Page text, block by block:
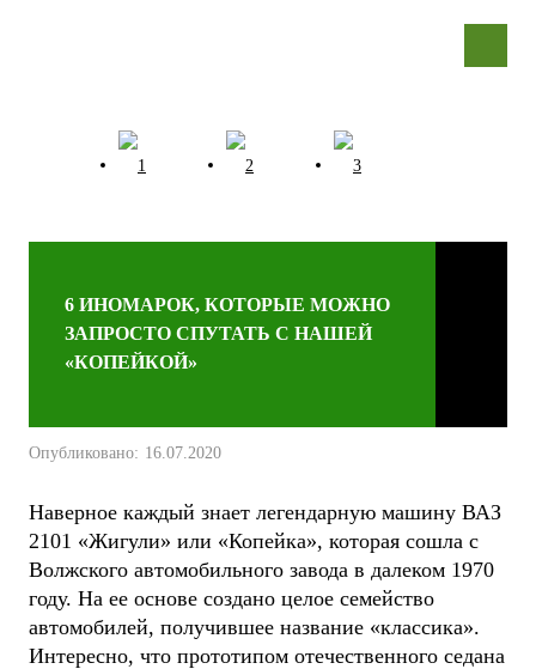
6 ИНОМАРОК, КОТОРЫЕ МОЖНО
ЗАПРОСТО СПУТАТЬ С НАШЕЙ
«КОПЕЙКОЙ»
Опубликовано: 16.07.2020
Наверное каждый знает легендарную машину ВАЗ
2101 «Жигули» или «Копейка», которая сошла с
Волжского автомобильного завода в далеком 1970
году. На ее основе создано целое семейство
автомобилей, получившее название «классика».
Интересно, что прототипом отечественного седана